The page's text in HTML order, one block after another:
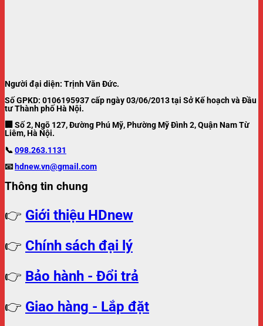
Người đại diện: Trịnh Văn Đức.
Số GPKD: 0106195937 cấp ngày 03/06/2013 tại Sở Kế hoạch và Đầu
tư Thành phố Hà Nội.
🏢 Số 2, Ngõ 127, Đường Phú Mỹ, Phường Mỹ Đình 2, Quận Nam Từ
Liêm, Hà Nội.
📞098.263.1131
📧 hdnew.vn@gmail.com
Thông tin chung
👉 Giới thiệu HDnew
👉 Chính sách đại lý
👉 Bảo hành - Đổi trả
👉 Giao hàng - Lắp đặt